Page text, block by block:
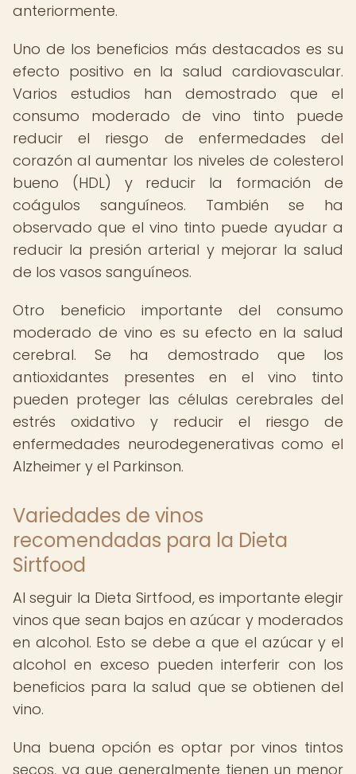
anteriormente.
Uno de los beneficios más destacados es su
efecto positivo en la salud cardiovascular.
Varios estudios han demostrado que el
consumo moderado de vino tinto puede
reducir el riesgo de enfermedades del
corazón al aumentar los niveles de colesterol
bueno (HDL) y reducir la formación de
coágulos sanguíneos. También se ha
observado que el vino tinto puede ayudar a
reducir la presión arterial y mejorar la salud
de los vasos sanguíneos.
Otro beneficio importante del consumo
moderado de vino es su efecto en la salud
cerebral. Se ha demostrado que los
antioxidantes presentes en el vino tinto
pueden proteger las células cerebrales del
estrés oxidativo y reducir el riesgo de
enfermedades neurodegenerativas como el
Alzheimer y el Parkinson.
Variedades de vinos
recomendadas para la Dieta
Sirtfood
Al seguir la Dieta Sirtfood, es importante elegir
vinos que sean bajos en azúcar y moderados
en alcohol. Esto se debe a que el azúcar y el
alcohol en exceso pueden interferir con los
beneficios para la salud que se obtienen del
vino.
Una buena opción es optar por vinos tintos
secos, ya que generalmente tienen un menor